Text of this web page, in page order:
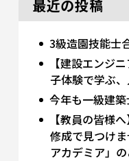
最近の投稿
3級造園技能士
【建設エンジ
子体験で学ぶ
今年も一級建築
【教員の皆様
修成で見つけ
アカデミア」